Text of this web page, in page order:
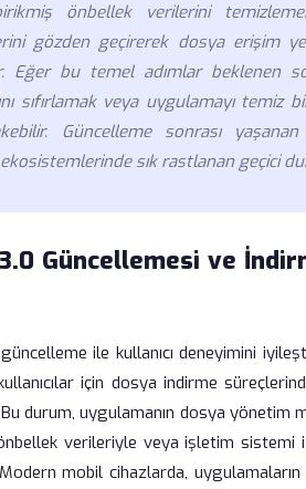
önbellek verilerini
gözden geçirerek dosya erişim
Eğer bu temel adımlar beklenen
sıfırlamak veya uygulamayı
Güncelleme sonrası
sık rastlanan geçici
Güncellemesi ve
ile kullanıcı deneyimini
için dosya indirme
durum, uygulamanın dosya yönetim
verileriyle veya işletim sistemi
mobil cihazlarda,